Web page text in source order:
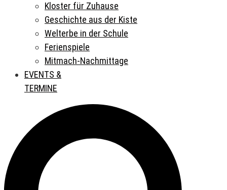
Kloster für Zuhause
Geschichte aus der Kiste
Welterbe in der Schule
Ferienspiele
Mitmach-Nachmittage
EVENTS &
TERMINE